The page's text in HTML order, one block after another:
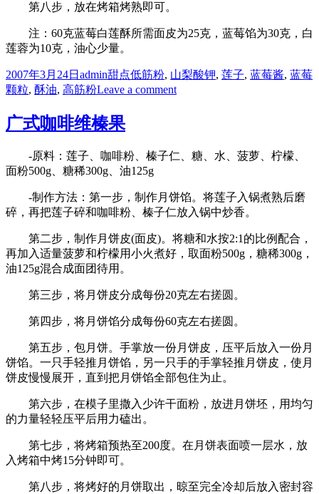
第八步，放在烤箱烤熟即可。
注：60克蓝莓白莲酥所需面皮为25克，蓝莓馅为30克，白
莲蓉为10克，油心少量。
Posted
on
2007年3月24日 Author
adminCategories
甜点Tags
低筋粉, 山梨酸钾, 莲子, 蓝莓酱, 蓝莓
颗粒, 酥油, 高筋粉Leave a commenton
酥
月
饼
广式咖啡维榛果
-原料：莲子、咖啡粉、榛子仁、糖、水、菠萝、柠檬、
面粉500g、糖稀300g、油125g
-制作方法：第一步，制作月饼馅。将莲子入锅煮熟后磨
碎，再把莲子碎和咖啡粉、榛子仁放入锅中炒香。
第二步，制作月饼皮(面皮)。将糖和水按2:1的比例配合，
再加入适量菠萝和柠檬用小火煮好，取面粉500g，糖稀300g，
油125g混合成面团待用。
第三步，将月饼皮分成每份20克左右搓圆。
第四步，将月饼馅分成每份60克左右搓圆。
第五步，包月饼。手掌放一份月饼皮，压平后放入一份月
饼馅。一只手轻推月饼馅，另一只手的手掌轻推月饼皮，使月
饼皮慢慢展开，直到把月饼馅全部包住为止。
第六步，在模子里撒入少许干面粉，放进月饼坯，用均匀
的力量轻轻压平后用力磕出。
第七步，将烤箱预热至200度。在月饼表面喷一层水，放
入烤箱中烤15分钟即可。
第八步，将烤好的月饼取出，晾至完全冷却后放入密封容